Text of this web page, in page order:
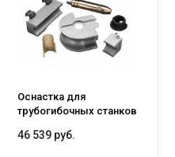
Оснастка для
трубогибочных станков
круглая труба
46 539 руб.